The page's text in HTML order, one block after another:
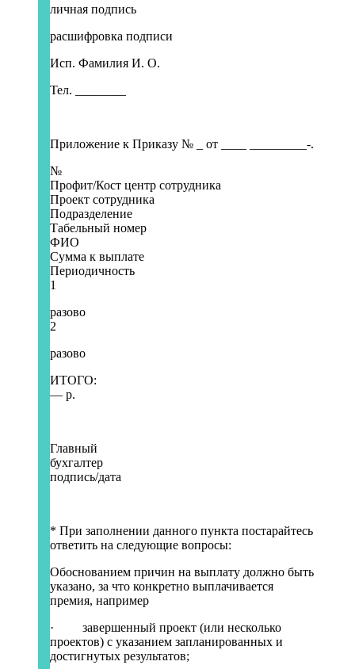
личная подпись
расшифровка подписи
Исп. Фамилия И. О.
Тел. ________
Приложение к Приказу № _ от ____ _________-.
№
Профит/Кост центр сотрудника
Проект сотрудника
Подразделение
Табельный номер
ФИО
Сумма к выплате
Периодичность
1
разово
2
разово
ИТОГО:
— р.
Главный
подпись/дата
* При заполнении данного пункта постарайтесь
ответить на следующие вопросы:
Обоснованием причин на выплату должно быть
указано, за что конкретно выплачивается
премия, например
· завершенный проект (или несколько
проектов) с указанием запланированных и
достигнутых результатов;